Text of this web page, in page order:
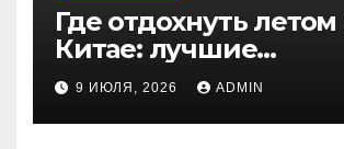
Где отдохнуть летом
Китае: лучшие
направления для
незабываемого
путешествия
9 ИЮЛЯ, 2026 ADMIN